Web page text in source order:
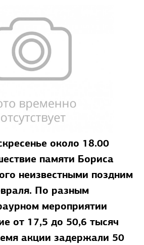
около 18.00
памяти Бориса
неизвестными поздним
По разным
мероприятии
от 17,5 до 50,6 тысяч
акции задержали 50